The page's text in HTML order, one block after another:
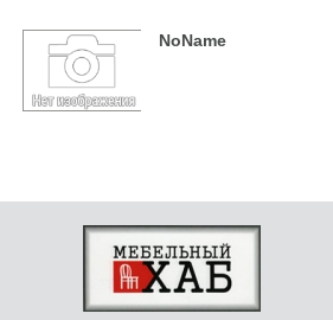
NoName